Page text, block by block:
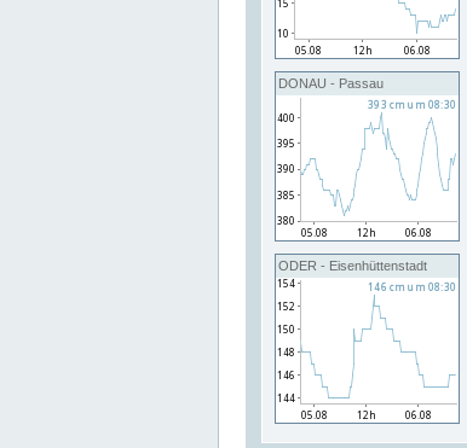
DONAU - Passau
ODER - Eisenhüttenstadt